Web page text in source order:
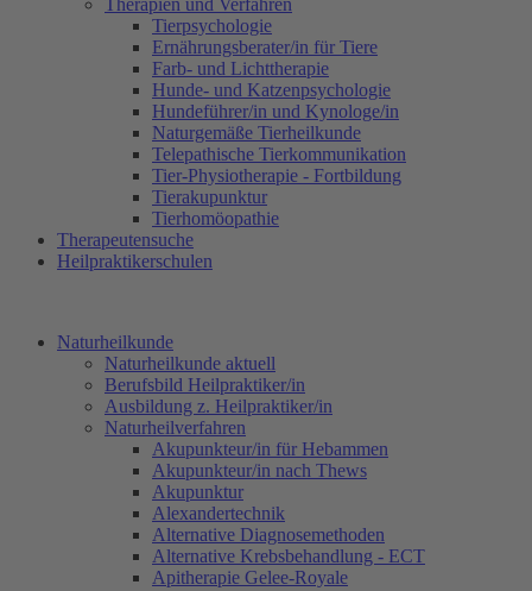
Therapien und Verfahren
Tierpsychologie
Ernährungsberater/in für Tiere
Farb- und Lichttherapie
Hunde- und Katzenpsychologie
Hundeführer/in und Kynologe/in
Naturgemäße Tierheilkunde
Telepathische Tierkommunikation
Tier-Physiotherapie - Fortbildung
Tierakupunktur
Tierhomöopathie
Therapeutensuche
Heilpraktikerschulen
Naturheilkunde
Naturheilkunde aktuell
Berufsbild Heilpraktiker/in
Ausbildung z. Heilpraktiker/in
Naturheilverfahren
Akupunkteur/in für Hebammen
Akupunkteur/in nach Thews
Akupunktur
Alexandertechnik
Alternative Diagnosemethoden
Alternative Krebsbehandlung - ECT
Apitherapie Gelee-Royale